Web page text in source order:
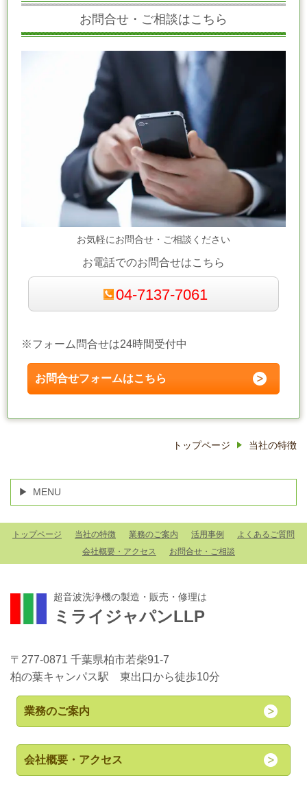
お問合せ・ご相談はこちら
お気軽にお問合せ・ご相談ください
お電話でのお問合せはこちら
04-7137-7061
※フォーム問合せは24時間受付中
お問合せフォームはこちら
トップページ 当社の特徴
MENU
トップページ 当社の特徴 業務のご案内 活用事例
よくあるご質問
会社概要・アクセス
お問合せ・ご相談
超音波洗浄機の製造・販売・修理は
ミライジャパンLLP
〒277-0871 千葉県柏市若柴91-7
柏の葉キャンパス駅 東出口から徒歩10分
業務のご案内
会社概要・アクセス